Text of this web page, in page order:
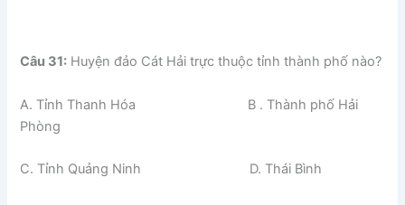
Câu 31: Huyện đảo Cát Hải trực thuộc tỉnh thành phố nào?
A. Tỉnh Thanh Hóa B . Thành phố Hải
Phòng
C. Tỉnh Quảng Ninh D. Thái Bình